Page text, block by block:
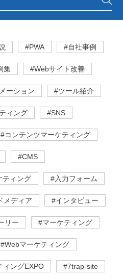
#PWA #自社事例
集 #Webサイト改善
ーション #ツール紹介
ィング #SNS
#コンテンツマーケティング
#CMS
ティング #入力フォーム
メディア #インタビュー
リー #マーケティング
#Webマーケティング
ィングEXPO #7trap-site